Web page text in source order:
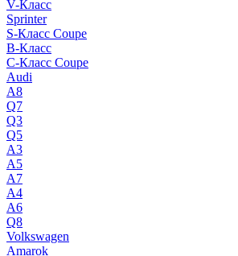
V-Класс
Sprinter
S-Класс Сoupe
B-Класс
C-Класс Coupe
Audi
A8
Q7
Q3
Q5
A3
A5
A7
A4
A6
Q8
Volkswagen
Amarok